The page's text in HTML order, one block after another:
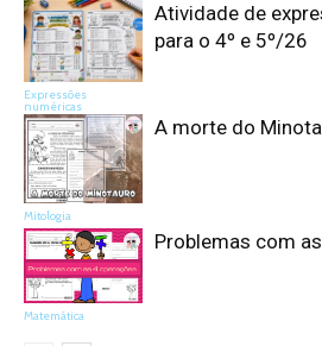
Expressões
numéricas
Atividade de
para o 4º e 5º/26
Mitologia
A morte do
Matemática
Problemas com